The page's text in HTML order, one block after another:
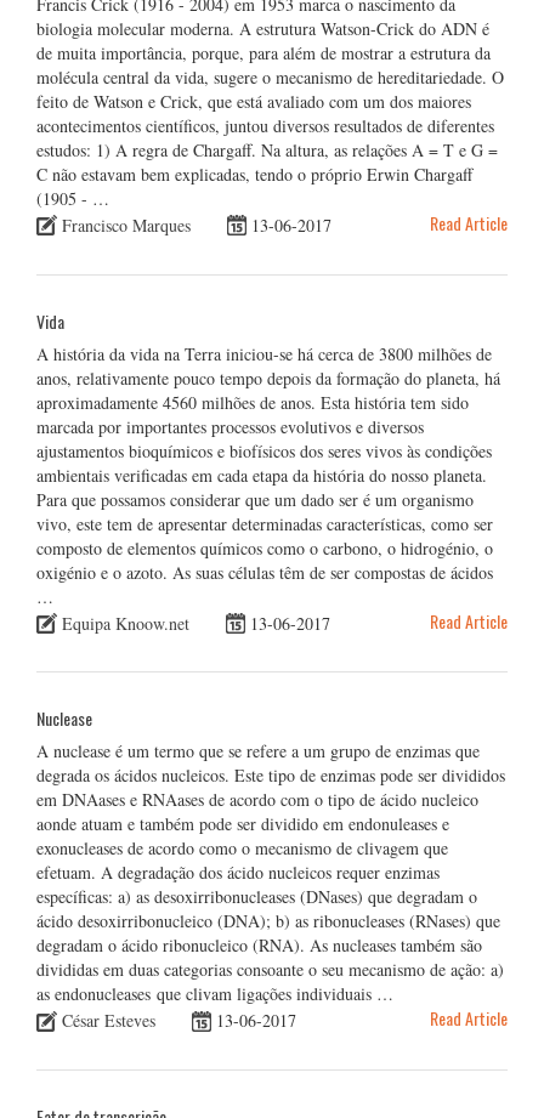
biologia molecular moderna. A estrutura Watson-Crick do ADN é
de muita importância, porque, para além de mostrar a estrutura da
molécula central da vida, sugere o mecanismo de hereditariedade. O
feito de Watson e Crick, que está avaliado com um dos maiores
acontecimentos científicos, juntou diversos resultados de diferentes
estudos: 1) A regra de Chargaff. Na altura, as relações A = T e G =
C não estavam bem explicadas, tendo o próprio Erwin Chargaff
(1905 - …
Francisco Marques
13-06-2017 Read Article
Vida
A história da vida na Terra iniciou-se há cerca de 3800 milhões de
anos, relativamente pouco tempo depois da formação do planeta, há
aproximadamente 4560 milhões de anos. Esta história tem sido
marcada por importantes processos evolutivos e diversos
ajustamentos bioquímicos e biofísicos dos seres vivos às condições
ambientais verificadas em cada etapa da história do nosso planeta.
Para que possamos considerar que um dado ser é um organismo
vivo, este tem de apresentar determinadas características, como ser
composto de elementos químicos como o carbono, o hidrogénio, o
oxigénio e o azoto. As suas células têm de ser compostas de ácidos
…
Equipa Knoow.net
13-06-2017 Read Article
Nuclease
A nuclease é um termo que se refere a um grupo de enzimas que
degrada os ácidos nucleicos. Este tipo de enzimas pode ser divididos
em DNAases e RNAases de acordo com o tipo de ácido nucleico
aonde atuam e também pode ser dividido em endonuleases e
exonucleases de acordo como o mecanismo de clivagem que
efetuam. A degradação dos ácido nucleicos requer enzimas
específicas: a) as desoxirribonucleases (DNases) que degradam o
ácido desoxirribonucleico (DNA); b) as ribonucleases (RNases) que
degradam o ácido ribonucleico (RNA). As nucleases também são
divididas em duas categorias consoante o seu mecanismo de ação: a)
as endonucleases que clivam ligações individuais …
César Esteves
13-06-2017 Read Article